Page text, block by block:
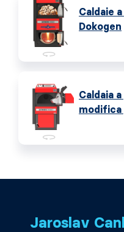
Caldaie
Dokogen
Caldaia
modifica
Jaroslav